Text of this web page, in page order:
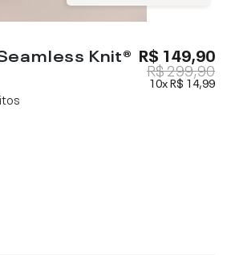
Knit® R$ 149,90
R$ 299,90
10xR$ 14,99